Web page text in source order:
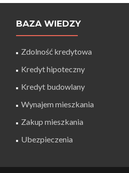
BAZA WIEDZY
Zdolność kredytowa
Kredyt hipoteczny
Kredyt budowlany
Wynajem mieszkania
Zakup mieszkania
Ubezpieczenia